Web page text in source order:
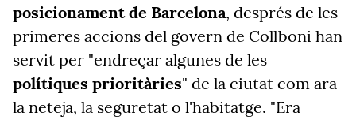
posicionament de Barcelona, després de les
primeres accions del govern de Collboni han
servit per "endreçar algunes de les
polítiques prioritàries" de la ciutat com ara
la neteja, la seguretat o l'habitatge. "Era